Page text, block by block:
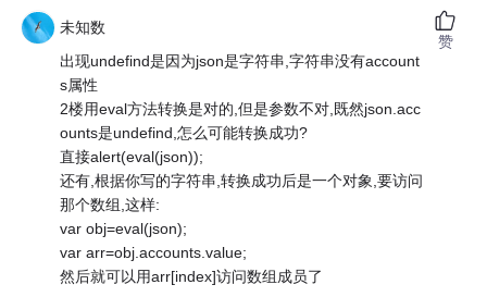
未知数
出现undefind是因为json是字符串,字符串没有account
s属性
2楼用eval方法转换是对的,但是参数不对,既然json.acc
ounts是undefind,怎么可能转换成功?
直接alert(eval(json));
还有,根据你写的字符串,转换成功后是一个对象,要访问
那个数组,这样:
var obj=eval(json);
var arr=obj.accounts.value;
然后就可以用arr[index]访问数组成员了
赞